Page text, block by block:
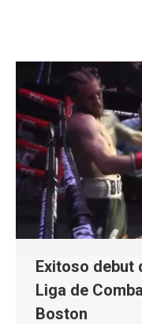
Exitoso debut
Liga de
Boston